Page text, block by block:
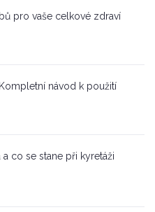
pro vaše celkové zdraví
návod k použití
co se stane při kyretáži